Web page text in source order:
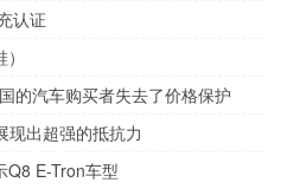
认证
的汽车购买者失去了价格保护
现出超强的抵抗力
Q8 E-Tron车型